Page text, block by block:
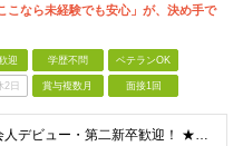
こなら未経験でも安心」が、決め手で
迎 学歴不問 ベテランOK
2日 賞与複数月 面接1回
★未経験・社会人デビュー・第二新卒歓迎！ ★フリーターやブランクのある方も大歓迎！ ★20～40代幅広く活躍中 ■学歴不問 ＼こんな方にピッタリ／ --------------------- □ 正